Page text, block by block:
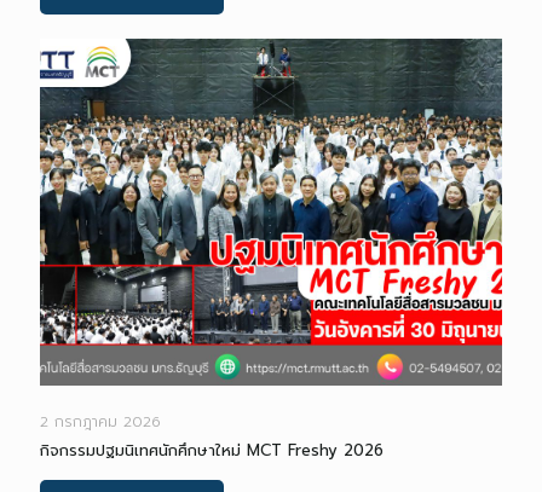
2 กรกฎาคม 2026
กิจกรรมปฐมนิเทศนักศึกษาใหม่ MCT Freshy 2026